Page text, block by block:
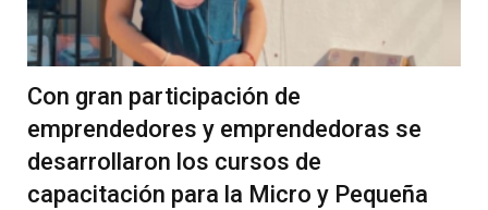
Con gran participación de
emprendedores y emprendedoras se
desarrollaron los cursos de
capacitación para la Micro y Pequeña